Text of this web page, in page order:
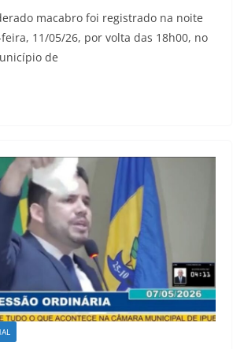
macabro foi registrado na noite
11/05/26, por volta das 18h00, no
de